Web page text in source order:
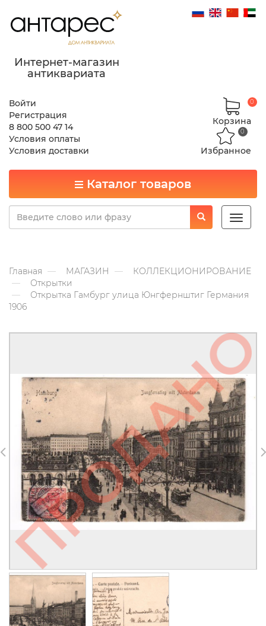
Интернет-магазин
антиквариата
Войти
Регистрация
8 800 500 47 14
Условия оплаты
Условия доставки
Корзина
0
Избранное
0
Каталог товаров
Toggle
Главная МАГАЗИН
КОЛЛЕКЦИОНИРОВАНИЕ
Открытки
Открытка Гамбург улица Юнгфернштиг Германия
1906